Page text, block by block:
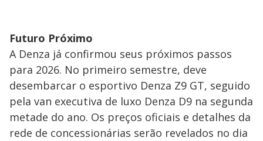
Futuro Próximo
​A Denza já confirmou seus próximos passos
para 2026. No primeiro semestre, deve
desembarcar o esportivo Denza Z9 GT, seguido
pela van executiva de luxo Denza D9 na segunda
metade do ano. Os preços oficiais e detalhes da
rede de concessionárias serão revelados no dia